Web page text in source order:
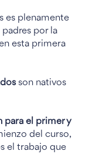
es plenamente
por la
esta primera
son nativos
para el primer y
del curso,
el trabajo que